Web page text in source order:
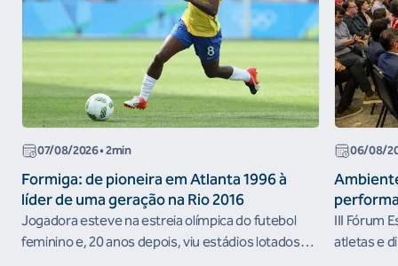
07/08/2026• 2min
Formiga: de pioneira em Atlanta 1996 à
líder de uma geração na Rio 2016
Jogadora esteve na estreia olímpica do futebol
feminino e, 20 anos depois, viu estádios lotados
06/08/
III Fórum
atletas e